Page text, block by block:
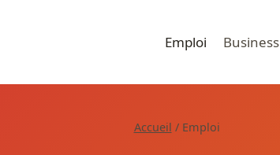
Emploi Business
Accueil / Emploi